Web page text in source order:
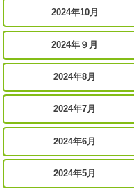
2024年10月
2024年９月
2024年8月
2024年7月
2024年6月
2024年5月